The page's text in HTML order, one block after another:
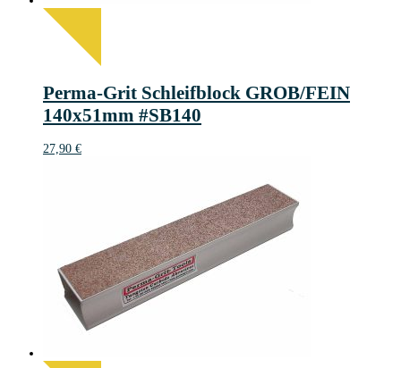
Perma-Grit Schleifblock GROB/FEIN
140x51mm #SB140
27,90 €